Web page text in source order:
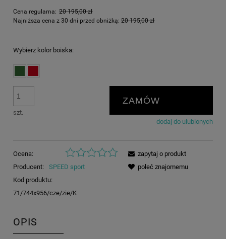
Cena regularna: 20 195,00 zł
Najniższa cena z 30 dni przed obniżką: 20 195,00 zł
Wybierz kolor boiska:
szt.
ZAMÓW
dodaj do ulubionych
Ocena:
Producent:
SPEED sport
Kod produktu:
71/744x956/cze/zie/K
zapytaj o produkt
poleć znajomemu
OPIS